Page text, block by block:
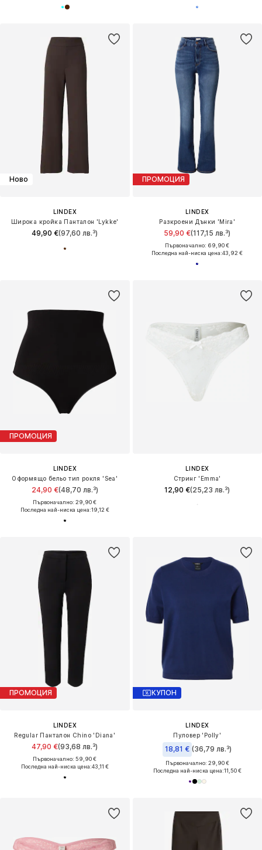
Ново
LINDEX
Широка кройка Панталон 'Lykke'
49,90 €(97,60 лв.³)
ПРОМОЦИЯ
LINDEX
Разкроени Дънки 'Mira'
59,90 €(117,15 лв.³)
Първоначално: 69,90 €
Последна най-ниска цена:43,92 €
ПРОМОЦИЯ
LINDEX
Оформящо бельо тип рокля 'Sea'
24,90 €(48,70 лв.³)
Първоначално: 29,90 €
Последна най-ниска цена:19,12 €
LINDEX
Стринг 'Emma'
12,90 €(25,23 лв.³)
ПРОМОЦИЯ
LINDEX
Regular Панталон Chino 'Diana'
47,90 €(93,68 лв.³)
Първоначално: 59,90 €
Последна най-ниска цена:43,11 €
КУПОН
LINDEX
Пуловер 'Polly'
18,81 € (36,79 лв.³)
Първоначално: 29,90 €
Последна най-ниска цена:11,50 €